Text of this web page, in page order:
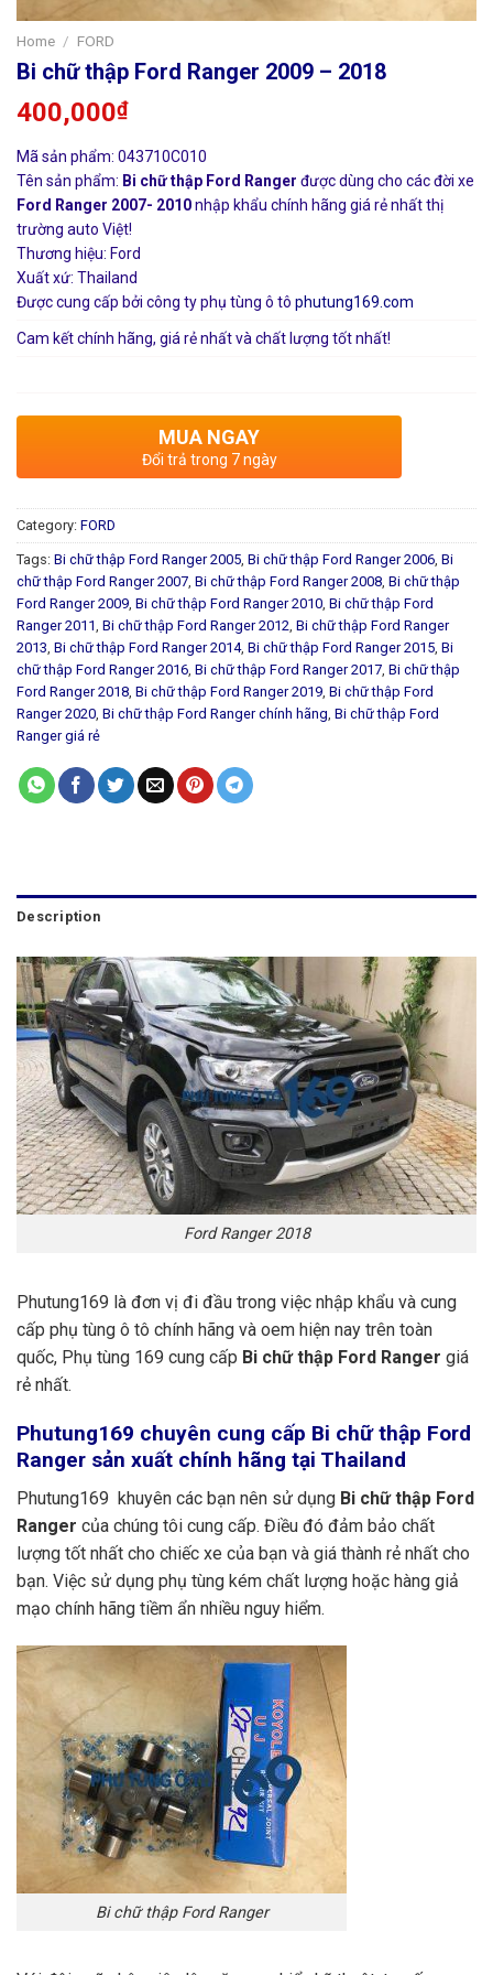
Home / FORD
Bi chữ thập Ford Ranger 2009 – 2018
400,000₫
Mã sản phẩm: 043710C010
Tên sản phẩm: Bi chữ thập Ford Ranger được dùng cho các đời xe
Ford Ranger 2007- 2010nhập khẩu chính hãng giá rẻ nhất thị
trường auto Việt!
Thương hiệu: Ford
Xuất xứ: Thailand
Được cung cấp bởi công ty phụ tùng ô tô phutung169.com
Cam kết chính hãng, giá rẻ nhất và chất lượng tốt nhất!
MUA NGAY
Đổi trả trong 7 ngày
Category: FORD
Tags: Bi chữ thập Ford Ranger 2005 Bi chữ thập Ford Ranger 2006 Bi
chữ thập Ford Ranger 2007 Bi chữ thập Ford Ranger 2008 Bi chữ thập
Ford Ranger 2009 Bi chữ thập Ford Ranger 2010 Bi chữ thập Ford
Ranger 2011 Bi chữ thập Ford Ranger 2012 Bi chữ thập Ford Ranger
2013 Bi chữ thập Ford Ranger 2014, Bi chữ thập Ford Ranger 2015 Bi
chữ thập Ford Ranger 2016 Bi chữ thập Ford Ranger 2017 Bi chữ thập
Ford Ranger 2018 Bi chữ thập Ford Ranger 2019 Bi chữ thập Ford
Ranger 2020 Bi chữ thập Ford Ranger chính hãng Bi chữ thập Ford
Ranger giá rẻ
Description
Ford Ranger 2018
Phutung169 là đơn vị đi đầu trong việc nhập khẩu và cung
cấp phụ tùng ô tô chính hãng và oem hiện nay trên toàn
quốc, Phụ tùng 169 cung cấp Bi chữ thập Ford Ranger giá
rẻ nhất.
Phutung169 chuyên cung cấp Bi chữ thập Ford
Ranger sản xuất chính hãng tại Thailand
Phutung169 khuyên các bạn nên sử dụng Bi chữ thập Ford
Ranger của chúng tôi cung cấp. Điều đó đảm bảo chất
lượng tốt nhất cho chiếc xe của bạn và giá thành rẻ nhất cho
bạn. Việc sử dụng phụ tùng kém chất lượng hoặc hàng giả
mạo chính hãng tiềm ẩn nhiều nguy hiểm.
Bi chữ thập Ford Ranger